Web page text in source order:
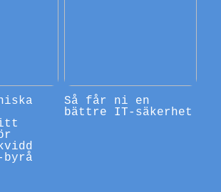
byrå
Så får ni en
bättre IT-säkerhet